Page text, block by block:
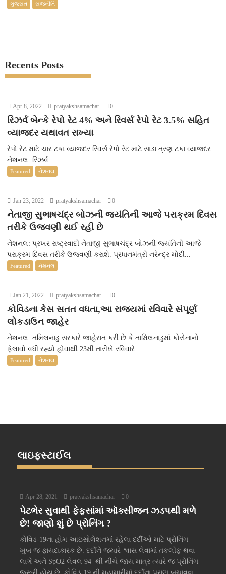
ગુજરાત રાજનીતિ
Recents Posts
Apr 8, 2022 pratyakshsamachar 0
રિઝર્વ બેન્કે રેપો રેટ 4% અને રિવર્સ રેપો રેટ 3.5% સહિત
વ્યાજદર યથાવત રાખ્યા
રેપો રેટ માટે ચાર ટકા વ્યાજદર રિવર્સ રેપો રેટ માટે સાડા ત્રણ ટકા વ્યાજદર
નેશનલ: રિઝર્વ...
Featured નેશનલ
Jan 23, 2022 pratyakshsamachar 0
નેતાજી સુભાષચંદ્ર બોઝની જયંતિની આજે પરાક્રમ દિવસ
તરીકે ઉજવણી થઈ રહી છે
નેશનલ: પ્રખર રાષ્ટ્રવાદી નેતાજી સુભાષચંદ્ર બોઝની જયંતિની આજે
પરાક્રમ દિવસ તરીકે ઉજવણી કરાશે. પ્રધાનમંત્રી નરેન્દ્ર મોદી...
Featured નેશનલ
Jan 21, 2022 pratyakshsamachar 0
કોવિડના કેસ સતત વધતા,આ રાજ્યમાં રવિવારે સંપૂર્ણ
લોકડાઉન જાહેર
નેશનલ: તમિલનાડુ સરકારે જાહેરાત કરી છે કે તામિલનાડુમાં કોરોનાનો
ફેલાવો વધી રહ્યો હોવાથી 23મી તારીખે રવિવારે...
Featured નેશનલ
લાઇફસ્ટાઈલ
Apr 28, 2021 pratyakshsamachar 0
પેટભેર સુવાથી ફેફસાંમાં ઑક્સીજન ઝડપથી મળે
છે! જાણો શું છે પ્રોનિંગ ?
કોવિડ-19ના હોમ આઇસોલેશનમાં રહેલા દર્દીઓ માટે પ્રોનિંગ
ખુબ જ ફાયદાકારક છે. દર્દીને જ્યારે શ્વાસ લેવામાં તકલીફ થવા
લાગે અને SpO2 લેવલ 94 થી નીચે જાય માત્ર ત્યારે જ પ્રોનિંગ